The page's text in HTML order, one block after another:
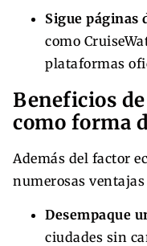
Sigue páginas
como
plataformas
Beneficios
como forma
Además del factor
numerosas
Desempaque
ciudades sin